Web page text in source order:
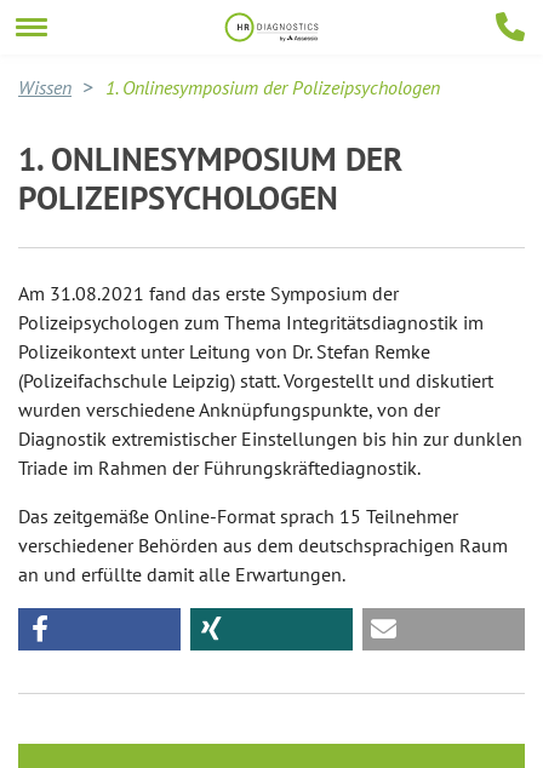
Wissen 1. Onlinesymposium der Polizeipsychologen
1. ONLINESYMPOSIUM DER
POLIZEIPSYCHOLOGEN
Am 31.08.2021 fand das erste Symposium der
Polizeipsychologen zum Thema Integritätsdiagnostik im
Polizeikontext unter Leitung von Dr. Stefan Remke
(Polizeifachschule Leipzig) statt. Vorgestellt und diskutiert
wurden verschiedene Anknüpfungspunkte, von der
Diagnostik extremistischer Einstellungen bis hin zur dunklen
Triade im Rahmen der Führungskräftediagnostik.
Das zeitgemäße Online-Format sprach 15 Teilnehmer
verschiedener Behörden aus dem deutschsprachigen Raum
an und erfüllte damit alle Erwartungen.